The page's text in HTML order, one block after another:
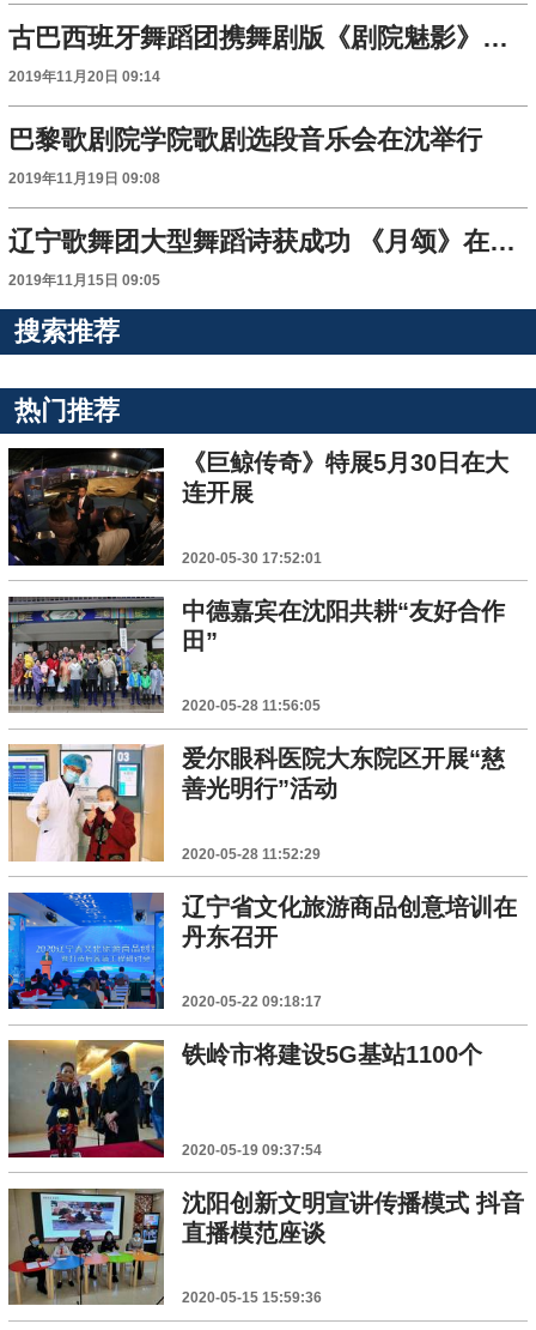
古巴西班牙舞蹈团携舞剧版《剧院魅影》来辽演出
2019年11月20日 09:14
巴黎歌剧院学院歌剧选段音乐会在沈举行
2019年11月19日 09:08
辽宁歌舞团大型舞蹈诗获成功 《月颂》在国家话剧院上演
2019年11月15日 09:05
搜索推荐
热门推荐
《巨鲸传奇》特展5月30日在大
连开展
2020-05-30 17:52:01
中德嘉宾在沈阳共耕“友好合作
田”
2020-05-28 11:56:05
爱尔眼科医院大东院区开展“慈
善光明行”活动
2020-05-28 11:52:29
辽宁省文化旅游商品创意培训在
丹东召开
2020-05-22 09:18:17
铁岭市将建设5G基站1100个
2020-05-19 09:37:54
沈阳创新文明宣讲传播模式 抖音
直播模范座谈
2020-05-15 15:59:36